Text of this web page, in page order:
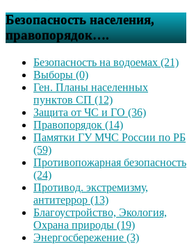
Безопасность населения,
правопорядок….
Безопасность на водоемах (21)
Выборы (0)
Ген. Планы населенных
пунктов СП (12)
Защита от ЧС и ГО (36)
Правопорядок (14)
Памятки ГУ МЧС России по РБ
(59)
Противопожарная безопасность
(24)
Противод. экстремизму,
антитеррор (13)
Благоустройство, Экология,
Охрана природы (19)
Энергосбережение (3)